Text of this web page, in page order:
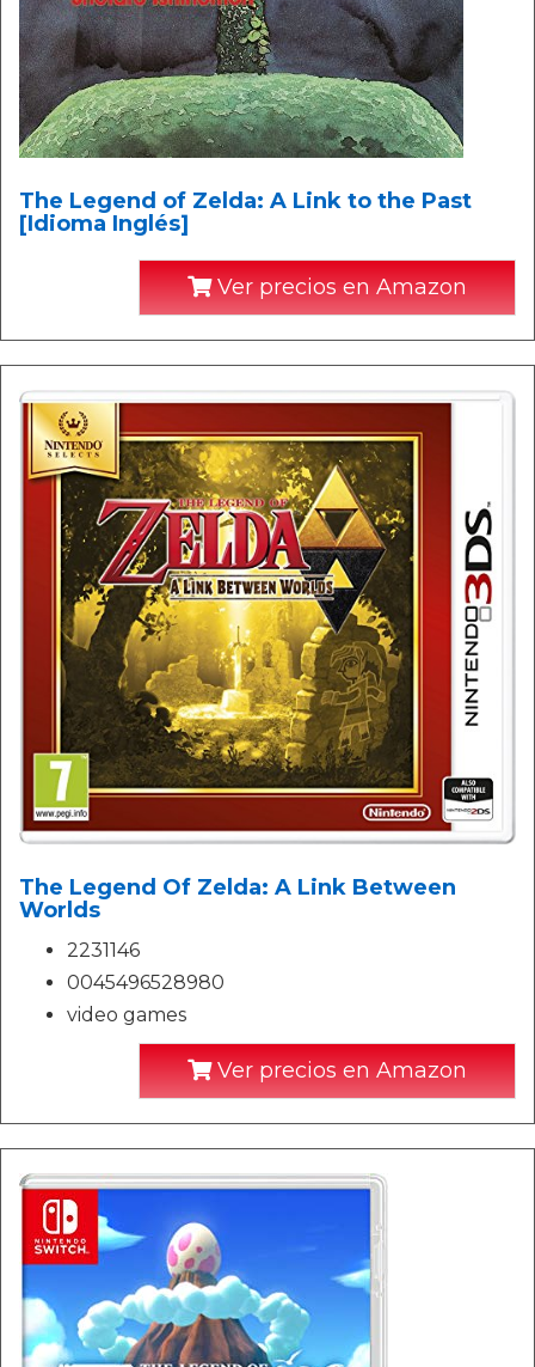
The Legend of Zelda: A Link to the Past
[Idioma Inglés]
Ver precios en Amazon
The Legend Of Zelda: A Link Between
Worlds
2231146
0045496528980
video games
Ver precios en Amazon